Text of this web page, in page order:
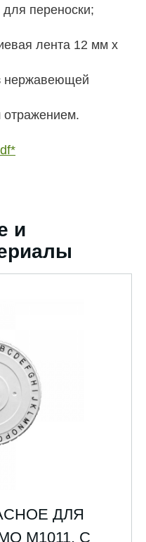
переноски;
лента 12 мм х
нержавеющей
отражением.
и
ДЛЯ
M1011, С